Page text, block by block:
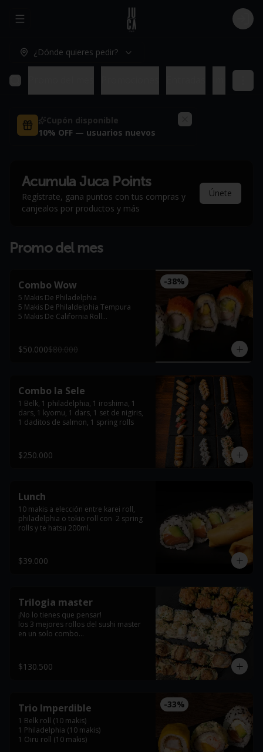
Abrir menu de navegación Login
¿Dónde quieres pedir?
Cupón disponible
10% OFF — usuarios nuevos
Acumula Juca Points
Regístrate, gana puntos con tus compras y
canjealos por productos y más
Únete
Promo del mes
-38%
Combo Wow
5 Makis De Philadelphia
5 Makis De Philaldelphia Tempura
5 Makis De California Roll
$50.000$80.000
Combo la Sele
1 Belk, 1 philadelphia, 1 iroshima, 1
dars, 1 kyomu, 1 dars, 1 set de nigiris,
1 daditos de salmon, 1 spring rolls
$250.000
Lunch
10 makis a elección entre karei roll,
philadelphia o tokio roll con  2 spring
rolls y te hatsu 200ml.
$39.000
Trilogia master
¡No lo tienes que pensar!
los 3 mejores rollos del sushi master
en un solo combo
artesanal, tartar de salmon, teriyaky y
cebollin.
maduro y queso philadelphia.
tiger roll: kanikama desmechado,
queso philadelphia, masago, ajonjoli,
dinamita, salmon apanado, teriyaky y
$130.500
-33%
Trio Imperdible
1 Belk roll (10 makis)
1 Philadelphia (10 makis)
1 Oiru roll (10 makis)